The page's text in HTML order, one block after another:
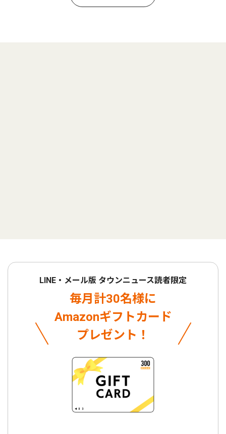
LINE・メール版 タウンニュース読者限定
毎月計30名様に
Amazonギフトカード
プレゼント！